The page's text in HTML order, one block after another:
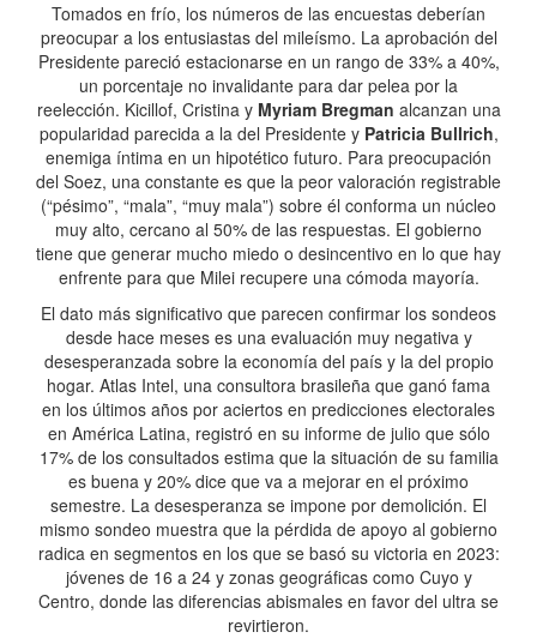
Tomados en frío, los números de las encuestas deberían
preocupar a los entusiastas del mileísmo. La aprobación del
Presidente pareció estacionarse en un rango de 33% a 40%,
un porcentaje no invalidante para dar pelea por la
reelección. Kicillof, Cristina y Myriam Bregman alcanzan una
popularidad parecida a la del Presidente y Patricia Bullrich,
enemiga íntima en un hipotético futuro. Para preocupación
del Soez, una constante es que la peor valoración registrable
(“pésimo”, “mala”, “muy mala”) sobre él conforma un núcleo
muy alto, cercano al 50% de las respuestas. El gobierno
tiene que generar mucho miedo o desincentivo en lo que hay
enfrente para que Milei recupere una cómoda mayoría.
El dato más significativo que parecen confirmar los sondeos
desde hace meses es una evaluación muy negativa y
desesperanzada sobre la economía del país y la del propio
hogar. Atlas Intel, una consultora brasileña que ganó fama
en los últimos años por aciertos en predicciones electorales
en América Latina, registró en su informe de julio que sólo
17% de los consultados estima que la situación de su familia
es buena y 20% dice que va a mejorar en el próximo
semestre. La desesperanza se impone por demolición. El
mismo sondeo muestra que la pérdida de apoyo al gobierno
radica en segmentos en los que se basó su victoria en 2023:
jóvenes de 16 a 24 y zonas geográficas como Cuyo y
Centro, donde las diferencias abismales en favor del ultra se
revirtieron.